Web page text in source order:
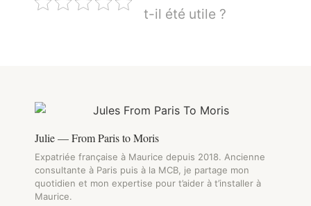
t-il été utile ?
Julie — From Paris to Moris
Expatriée française à Maurice depuis 2018. Ancienne
consultante à Paris puis à la MCB, je partage mon
quotidien et mon expertise pour t’aider à t’installer à
Maurice.